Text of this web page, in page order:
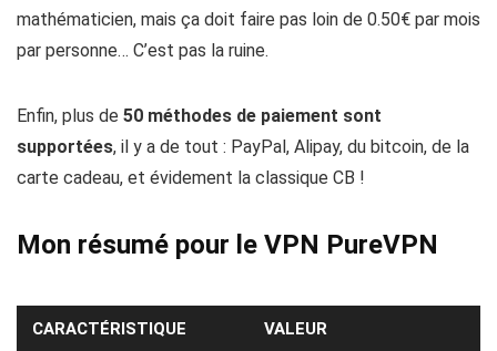
mathématicien, mais ça doit faire pas loin de 0.50€ par mois
par personne… C’est pas la ruine.
Enfin, plus de 50 méthodes de paiement sont
supportées, il y a de tout : PayPal, Alipay, du bitcoin, de la
carte cadeau, et évidement la classique CB !
Mon résumé pour le VPN PureVPN
CARACTÉRISTIQUE VALEUR